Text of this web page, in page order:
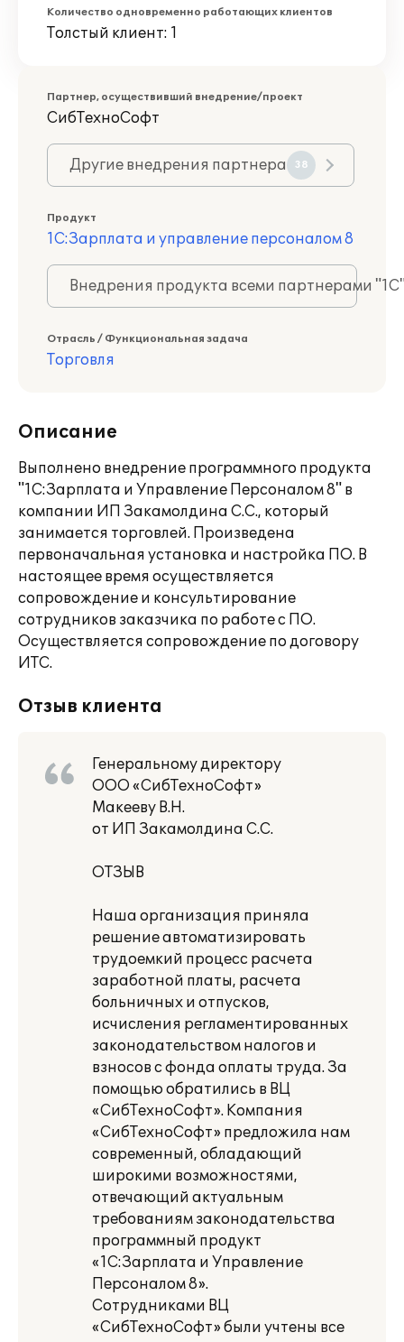
Количество одновременно работающих клиентов
Толстый клиент: 1
Партнер, осуществивший внедрение/проект
СибТехноСофт
Другие внедрения партнера 38
Продукт
1С:Зарплата и управление персоналом 8
Внедрения продукта всеми партнерами
Отрасль / Функциональная задача
Торговля
Описание
Выполнено внедрение программного продукта
"1С:Зарплата и Управление Персоналом 8" в
компании ИП Закамолдина С.С., который
занимается торговлей. Произведена
первоначальная установка и настройка ПО. В
настоящее время осуществляется
сопровождение и консультирование
сотрудников заказчика по работе с ПО.
Осуществляется сопровождение по договору
ИТС.
Отзыв клиента
Генеральному директору
ООО «СибТехноСофт»
Макееву В.Н.
от ИП Закамолдина С.С.
ОТЗЫВ
Наша организация приняла
решение автоматизировать
трудоемкий процесс расчета
заработной платы, расчета
больничных и отпусков,
исчисления регламентированных
законодательством налогов и
взносов с фонда оплаты труда. За
помощью обратились в ВЦ
«СибТехноСофт». Компания
«СибТехноСофт» предложила нам
современный, обладающий
широкими возможностями,
отвечающий актуальным
требованиям законодательства
программный продукт
«1С:Зарплата и Управление
Персоналом 8».
Сотрудниками ВЦ
«СибТехноСофт» были учтены все